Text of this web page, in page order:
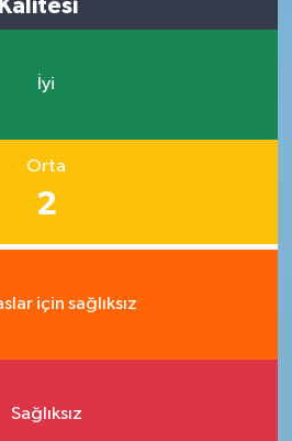
İyi
Orta
2
için sağlıksız
Sağlıksız